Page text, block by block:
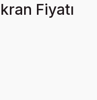
Fiyatı